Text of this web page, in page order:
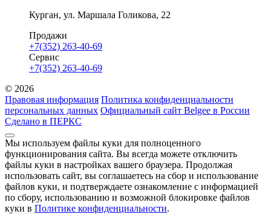
Курган, ул. Маршала Голикова, 22
Продажи
+7(352) 263-40-69
Сервис
+7(352) 263-40-69
© 2026
Правовая информация Политика конфиденциальности
персональных данных Официальный сайт Belgee в России
Сделано в ПЕРКС
Мы используем файлы куки для полноценного
функционирования сайта. Вы всегда можете отключить
файлы куки в настройках вашего браузера. Продолжая
использовать сайт, вы соглашаетесь на сбор и использование
файлов куки, и подтверждаете ознакомление с информацией
по сбору, использованию и возможной блокировке файлов
куки в Политике конфиденциальности.